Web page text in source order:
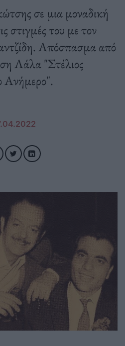
σε μια μοναδική
στιγμές του με τον
Απόσπασμα από
Λάλα "Στέλιος
Ανήμερο".